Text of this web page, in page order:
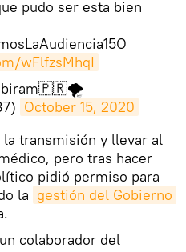
pudo ser esta bien
wFlfzsMhqI
October 15, 2020
transmisión y llevar al
pero tras hacer
pidió permiso para
la gestión del Gobierno
colaborador del